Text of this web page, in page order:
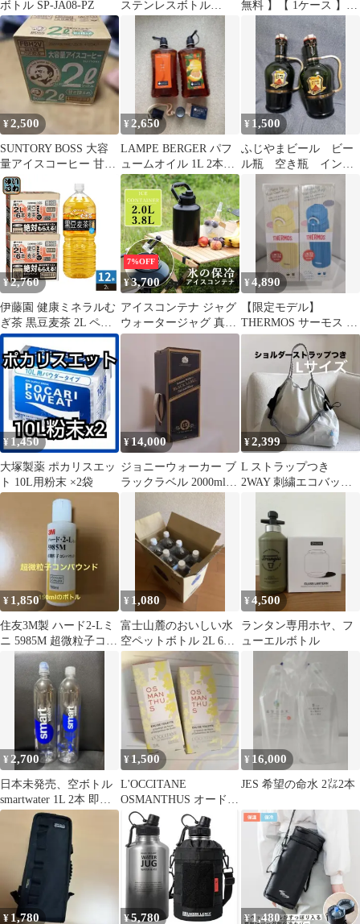
ボトル SP-JA08-PZ
ステンレスボトル
MBO-B100
無料 】【 1ケース 】綾
鷹 ペコらくボトル
2000ml 6本 緑茶 国産
お茶 2l 2リットル あや
たか ケース まとめ買い
コカコーラ
¥2,500
SUNTORY BOSS 大容
量アイスコーヒー 甘さ
控えめ 2L×6本
¥ 2,650
LAMPE BERGER パフ
ュームオイル 1L 2本セ
ット
¥ 1,500
ふじやまビール ビー
ル瓶 空き瓶 インテ
ボトル 置物
¥2,760
伊藤園 健康ミネラルむ
ぎ茶 黒豆麦茶 2L ペッ
トボトル 12本 (6本入×2
まとめ買い) 麦茶 おち
ゃ カフェインゼロ 大容
7%OFF
¥3,700
アイスコンテナ ジャグ
ウォータージャグ 真空
ボトル 2.0L氷 持ち運び
保冷 50℃以内HOTも対
応 ステンレス BBQ キ
ャンプ 屋外 花見 氷入
れ 水筒 タンク 大容量
baobing01
¥4,890
【限定モデル】
THERMOS サーモス 水
筒 0.5L 2本セット
¥ 1,450
大塚製薬 ポカリスエッ
ト 10L用粉末 ×2袋
¥14,000
ジョニーウォーカー ブ
ラックラベル 2000ml
¥2,399
L ストラップつき
2WAY 刺繍エコバッ
トルコーヒー
¥ 1,850
住友3M製 ハード2-Lミ
ニ 5985M 超微粒子コン
パウンド
¥ 1,080
富士山麓のおいしい水
空ペットボトル 2L 6本
¥4,500
ランタン専用ホヤ、フ
ューエルボトル
¥ 2,700
日本未発売、空ボトル
smartwater 1L 2本 即日
発送
¥ 1,500
L'OCCITANE
OSMANTHUS オードト
ワレ 7.5ml 2個セット
¥ 16,000
JES 希望の命水 2㍑2本
¥ 1,780 ¥5,780 ¥1,480